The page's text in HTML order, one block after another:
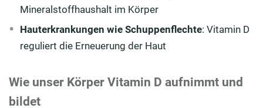
Mineralstoffhaushalt im Körper
Hauterkrankungen wie Schuppenflechte: Vitamin D
reguliert die Erneuerung der Haut
Wie unser Körper Vitamin D aufnimmt und
bildet